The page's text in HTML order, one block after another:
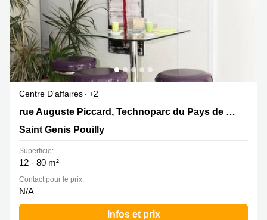
Centre D'affaires
+2
30 rue Auguste Piccard, Technoparc du Pays de Gex,rue Auguste Piccard, Technoparc du Pays de Gex
Saint Genis Pouilly
Superficie:
12 - 80 m²
Contact pour le prix:
N/A
Infos et prix